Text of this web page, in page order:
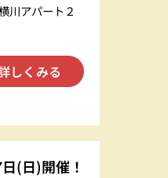
川アパート２
しくみる
(日)開催！